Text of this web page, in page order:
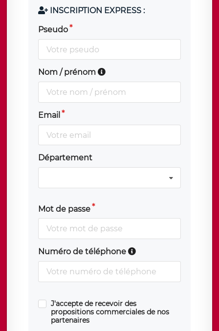
INSCRIPTION EXPRESS :
Pseudo
Nom / prénom
Email
Département
Mot de passe
Numéro de téléphone
J'accepte de recevoir des
propositions commerciales de nos
partenaires